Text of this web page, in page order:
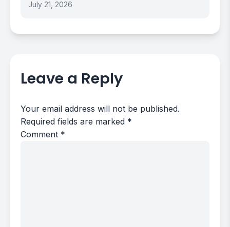
July 21, 2026
Leave a Reply
Your email address will not be published.
Required fields are marked *
Comment *